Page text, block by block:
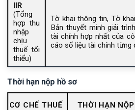
IIR
(Tổng
hợp thu
nhập
chịu
thuế tối
thiểu)
Tờ khai thông tin, Tờ
Bản thuyết minh giải
tài chính hợp nhất của
cáo số liệu tài chính từng
Thời hạn nộp hồ sơ
CƠ CHẾ THUẾ THỜI HẠN